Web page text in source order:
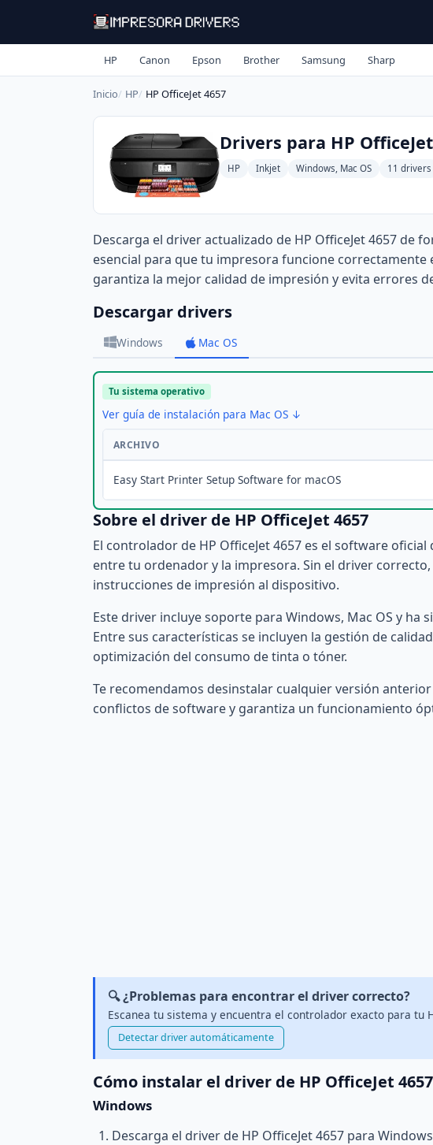
HP Canon Epson Brother Samsung Sharp
Inicio HP HP OfficeJet 4657
Drivers para HP
HP Inkjet Windows, Mac OS 11 drivers
Descarga el driver actualizado de HP OfficeJet 4657 de
esencial para que tu impresora funcione correctamente
garantiza la mejor calidad de impresión y evita errores
Descargar drivers
Windows Mac OS
Tu sistema operativo
Ver guía de instalación para Mac OS ↓
ARCHIVO
Easy Start Printer Setup Software for macOS
Sobre el driver de HP OfficeJet 4657
El controlador de HP OfficeJet 4657 es el software
entre tu ordenador y la impresora. Sin el driver
instrucciones de impresión al dispositivo.
Este driver incluye soporte para Windows, Mac OS y
Entre sus características se incluyen la gestión de
optimización del consumo de tinta o tóner.
Te recomendamos desinstalar cualquier versión
conflictos de software y garantiza un funcionamiento
🔍 ¿Problemas para encontrar el driver correcto?
Escanea tu sistema y encuentra el controlador exacto para tu
Detectar driver automáticamente
Cómo instalar el driver de HP OfficeJet 4657
Windows
Descarga el driver de HP OfficeJet 4657 para